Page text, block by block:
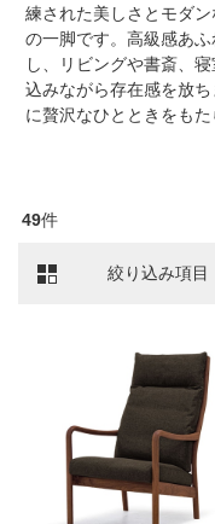
練された美しさとモダ
の一脚です。高級感あ
し、リビングや書斎、
込みながら存在感を放
に贅沢なひとときをも
49件
絞り込み項目